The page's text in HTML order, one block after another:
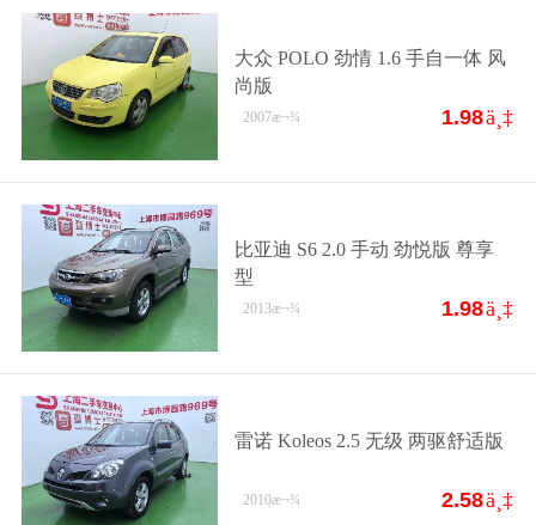
大众 POLO 劲情 1.6 手自一体 风
尚版
1.98ä¸‡
2007æ¬¾
比亚迪 S6 2.0 手动 劲悦版 尊享
型
1.98ä¸‡
2013æ¬¾
雷诺 Koleos 2.5 无级 两驱舒适版
2.58ä¸‡
2010æ¬¾